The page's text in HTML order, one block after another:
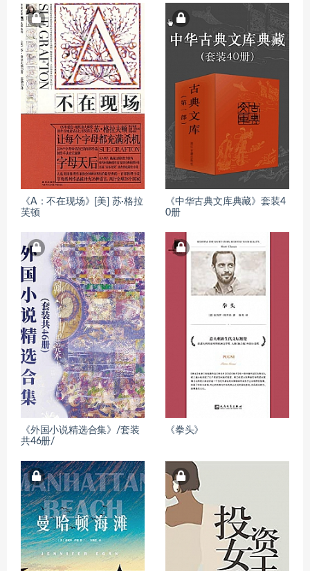
《A：不在现场》[美] 苏·格拉
芙顿
《中华古典文库典藏》套装4
0册
《外国小说精选合集》/套装
共46册/
《拳头》